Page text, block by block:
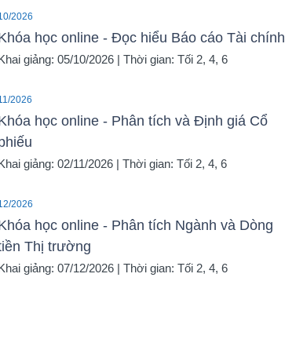
2026
học online - Đọc hiểu Báo cáo Tài chính
giảng: 05/10/2026 | Thời gian: Tối 2, 4, 6
2026
học online - Phân tích và Định giá Cổ
giảng: 02/11/2026 | Thời gian: Tối 2, 4, 6
2026
học online - Phân tích Ngành và Dòng
Thị trường
giảng: 07/12/2026 | Thời gian: Tối 2, 4, 6